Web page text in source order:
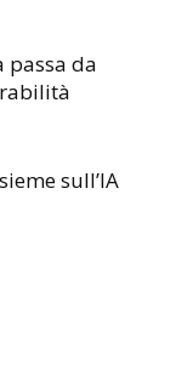
passa da
sull’IA